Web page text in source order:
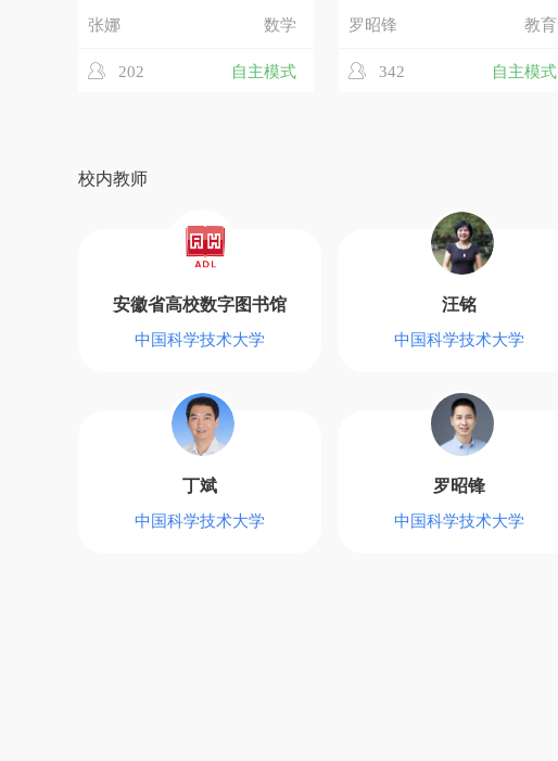
张娜 数学
202 自主模式
罗昭锋 教育
342 自主模式
校内教师
安徽省高校数字图书馆
中国科学技术大学
汪铭
中国科学技术大学
丁斌
中国科学技术大学
罗昭锋
中国科学技术大学